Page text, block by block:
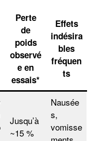
Perte
de
poids
observé
e en
essais*
Effets
indésira
bles
fréquen
ts
Jusqu’à
~15 %
Nausée
s,
vomisse